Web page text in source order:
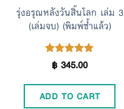
รุ่งอรุณหลังวันสิ้นโลก เล่ม 3
(เล่มจบ) (พิมพ์ซ้ำแล้ว)
Rated5.00
฿345.00
ADD TO CART